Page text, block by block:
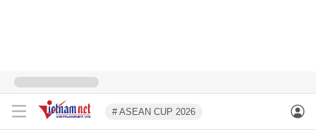
# ASEAN CUP 2026